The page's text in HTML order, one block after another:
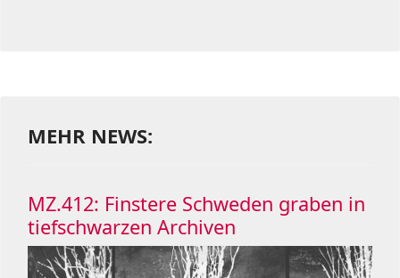
MEHR NEWS:
MZ.412: Finstere Schweden graben in
tiefschwarzen Archiven